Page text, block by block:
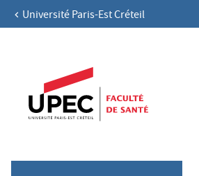
Aller au contenu
Navigation secondaire
Université Paris-Est Créteil